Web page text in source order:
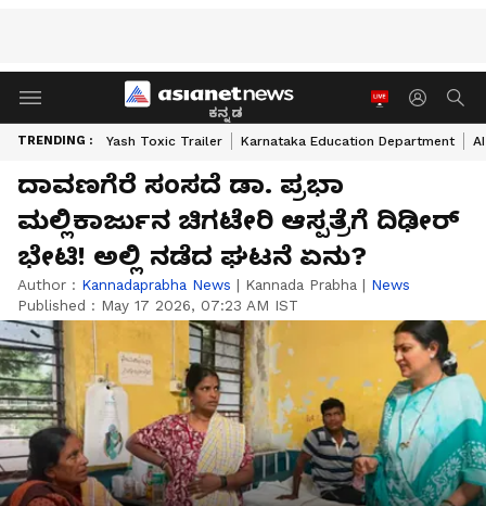
ಕನ್ನಡ
TRENDING : Yash Toxic Trailer Karnataka Education Department
ದಾವಣಗೆರೆ ಸಂಸದೆ ಡಾ. ಪ್ರಭಾ
ಮಲ್ಲಿಕಾರ್ಜುನ ಚಿಗಟೇರಿ ಆಸ್ಪತ್ರೆಗೆ ದಿಢೀರ್
ಭೇಟಿ! ಅಲ್ಲಿ ನಡೆದ ಘಟನೆ ಏನು?
Author : Kannadaprabha News | Kannada Prabha | News
Published : May 17 2026, 07:23 AM IST